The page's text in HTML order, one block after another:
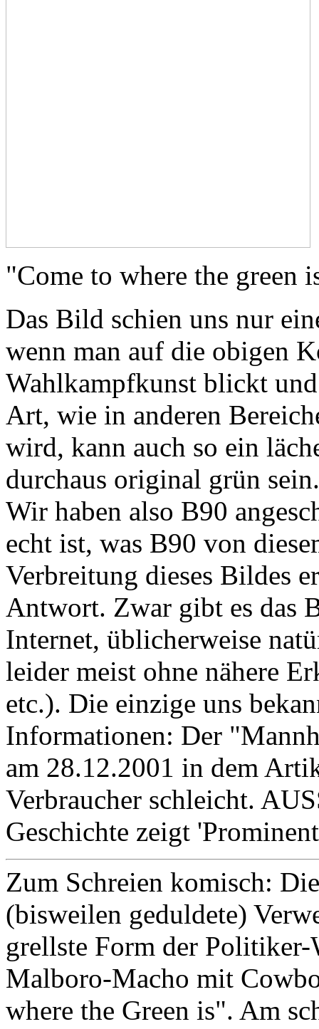
"Come to where the green
Das Bild schien uns nur
wenn man auf die obigen
Wahlkampfkunst blickt
Art, wie in anderen
wird, kann auch so ein
durchaus original grün sein.
Wir haben also B90
echt ist, was B90 von
Verbreitung dieses Bildes
Antwort. Zwar gibt es das
Internet, üblicherweise
leider meist ohne nähere
etc.). Die einzige uns
Informationen: Der
am 28.12.2001 in dem
Verbraucher schleicht.
Geschichte zeigt
Zum Schreien komisch:
(bisweilen geduldete)
grellste Form der Politiker-
Malboro-Macho mit
where the Green is". Am